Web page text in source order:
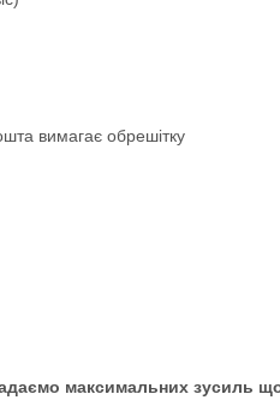
вимагає обрешітку
максимальних зусиль